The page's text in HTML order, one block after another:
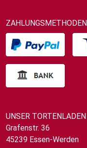
ZAHLUNGSMETHODEN
UNSER
Grafenstr. 36
45239 Essen-Werden